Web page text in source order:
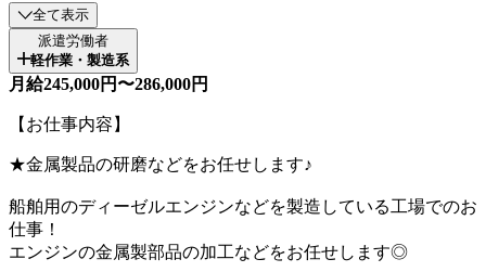
全て表示
派遣労働者
軽作業・製造系
月給245,000円〜286,000円
【お仕事内容】
★金属製品の研磨などをお任せします♪
船舶用のディーゼルエンジンなどを製造している工場でのお
仕事！
エンジンの金属製部品の加工などをお任せします◎